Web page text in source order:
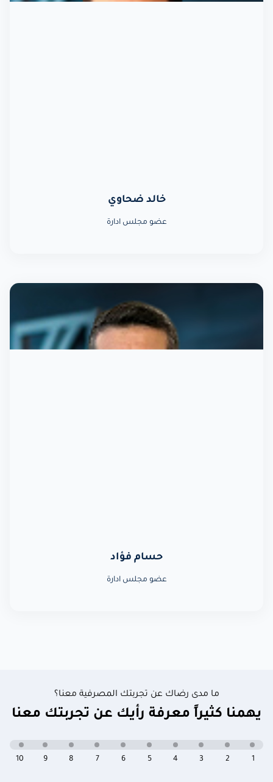
خالد ضحاوي
عضو مجلس ادارة
حسام فؤاد
عضو مجلس ادارة
ما مدى رضاك عن تجربتك المصرفية معنا؟
يهمنا كثيراً معرفة رأيك عن تجربتك معنا
10 9 8 7 6 5 4 3 2 1